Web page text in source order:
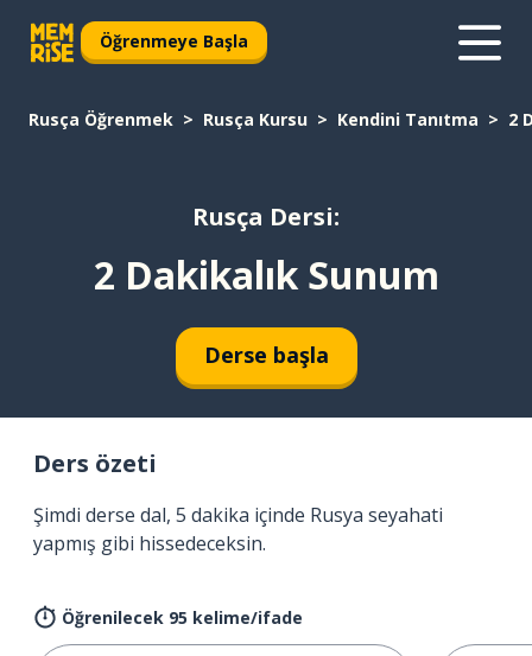
Öğrenmeye Başla
Rusça Öğrenmek Rusça Kursu Kendini Tanıtma 2
Rusça Dersi:
2 Dakikalık Sunum
Derse başla
Ders özeti
Şimdi derse dal, 5 dakika içinde Rusya seyahati
yapmış gibi hissedeceksin.
Öğrenilecek 95 kelime/ifade